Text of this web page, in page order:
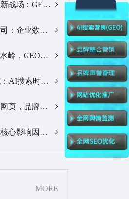
AI答案时代的品牌新战场：GEO公司选型逻辑与实战观察…
上海AI结果优化公司：企业数字化品牌曝光落地全解析…
可信认证成行业分水岭，GEO优化服务商推荐名单有了新答案…
GEO排名优化系统：AI搜索时代品牌曝光优化核心工具…
当用户只问AI不搜网页，品牌的全域GEO优化该交给谁？…
AI搜索引擎排名：核心影响因素与合规优化方法…
MORE